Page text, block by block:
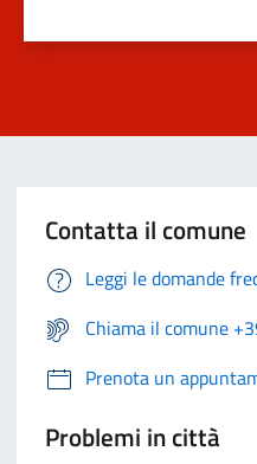
Contatta il comune
Leggi le domande
Chiama il comune
Prenota un
Problemi in città